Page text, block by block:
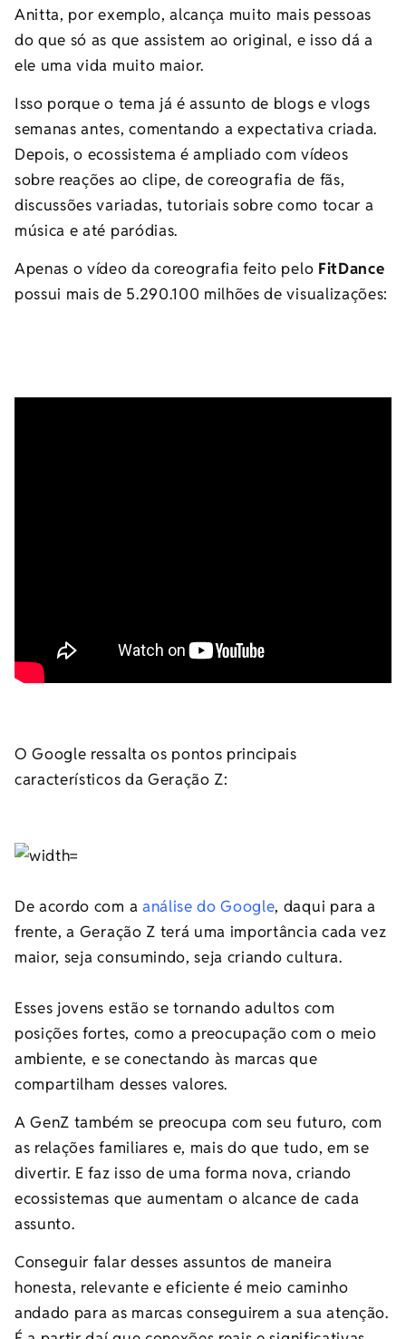
Anitta, por exemplo, alcança muito mais pessoas
do que só as que assistem ao original, e isso dá a
ele uma vida muito maior.
Isso porque o tema já é assunto de blogs e vlogs
semanas antes, comentando a expectativa criada.
Depois, o ecossistema é ampliado com vídeos
sobre reações ao clipe, de coreografia de fãs,
discussões variadas, tutoriais sobre como tocar a
música e até paródias.
Apenas o vídeo da coreografia feito pelo FitDance
possui mais de 5.290.100 milhões de visualizações:
O Google ressalta os pontos principais
característicos da Geração Z:
De acordo com a análise do Google, daqui para a
frente, a Geração Z terá uma importância cada vez
maior, seja consumindo, seja criando cultura.
Esses jovens estão se tornando adultos com
posições fortes, como a preocupação com o meio
ambiente, e se conectando às marcas que
compartilham desses valores.
A GenZ também se preocupa com seu futuro, com
as relações familiares e, mais do que tudo, em se
divertir. E faz isso de uma forma nova, criando
ecossistemas que aumentam o alcance de cada
assunto.
Conseguir falar desses assuntos de maneira
honesta, relevante e eficiente é meio caminho
andado para as marcas conseguirem a sua atenção.